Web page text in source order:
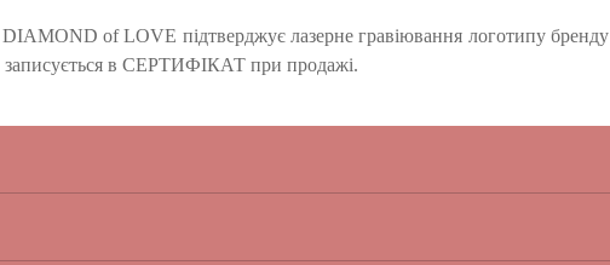
DIAMOND of LOVE підтверджує лазерне гравіювання логотипу бренду
записується в СЕРТИФІКАТ при продажі.